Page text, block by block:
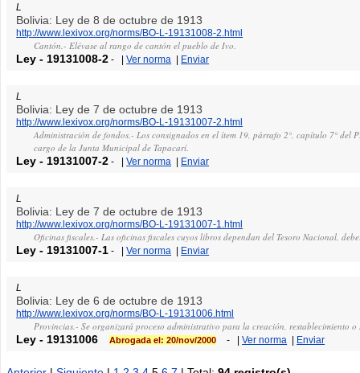
L
Bolivia: Ley de 8 de octubre de 1913
http://www.lexivox.org/norms/BO-L-19131008-2.html
Cantón.- Elévase al rango de cantón el pueblo de Ivo.
Ley - 19131008-2 - |Ver norma | Enviar
L
Bolivia: Ley de 7 de octubre de 1913
http://www.lexivox.org/norms/BO-L-19131007-2.html
Administración de fondos.- Los consignados en el ítem 19, párrafo 2°, capítulo 7° del
cargo de la Junta Municipal de Tapacarí.
Ley - 19131007-2 - |Ver norma | Enviar
L
Bolivia: Ley de 7 de octubre de 1913
http://www.lexivox.org/norms/BO-L-19131007-1.html
Oficinas fiscales.- Las oficinas fiscales cuyos libros dependan del Tesoro Nacional,
Ley - 19131007-1 - |Ver norma | Enviar
L
Bolivia: Ley de 6 de octubre de 1913
http://www.lexivox.org/norms/BO-L-19131006.html
Provincias.- Se organizará proceso administrativo para la creación, restablecimiento o
Ley - 19131006 Abrogada el: 20/nov/2000 - |Ver norma | Enviar